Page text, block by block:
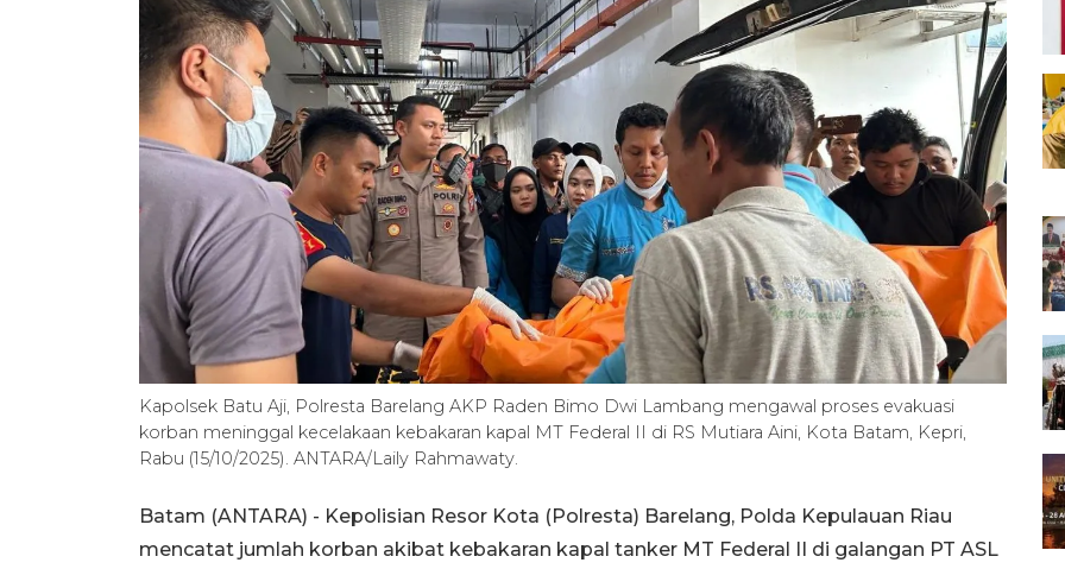
Kapolsek Batu Aji, Polresta Barelang AKP Raden Bimo Dwi Lambang mengawal proses evakuasi
korban meninggal kecelakaan kebakaran kapal MT Federal II di RS Mutiara Aini, Kota Batam, Kepri,
Rabu (15/10/2025). ANTARA/Laily Rahmawaty.
Batam (ANTARA) - Kepolisian Resor Kota (Polresta) Barelang, Polda Kepulauan Riau
mencatat jumlah korban akibat kebakaran kapal tanker MT Federal II di galangan PT ASL